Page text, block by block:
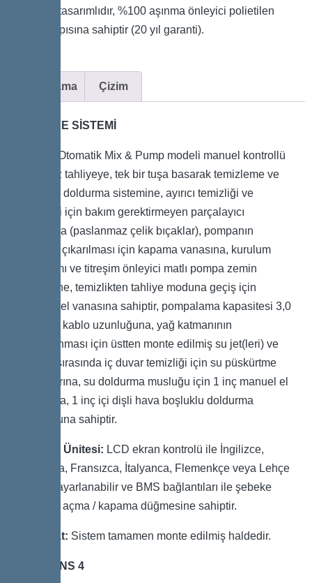
kompakt tasarımlıdır, %100 aşınma önleyici polietilen
gövde yapısına sahiptir (20 yıl garanti).
Açıklama Çizim
TAHLİYE SİSTEMİ
Kessel Otomatik Mix & Pump modeli manuel kontrollü
kokusuz tahliyeye, tek bir tuşa basarak temizleme ve
yeniden doldurma sistemine, ayırıcı temizliği ve
tahliyesi için bakım gerektirmeyen parçalayıcı
pompaya (paslanmaz çelik bıçaklar), pompanın
kolayca çıkarılması için kapama vanasına, kurulum
donanımı ve titreşim önleyici matlı pompa zemin
desteğine, temizlikten tahliye moduna geçiş için
manuel el vanasına sahiptir, pompalama kapasitesi 3,0
kW, 5 m kablo uzunluğuna, yağ katmanının
parçalanması için üstten monte edilmiş su jet(leri) ve
tahliye sırasında iç duvar temizliği için su püskürtme
başlıklarına, su doldurma musluğu için 1 inç manuel el
vanasına, 1 inç içi dişli hava boşluklu doldurma
musluğuna sahiptir.
Kontrol Ünitesi: LCD ekran kontrolü ile İngilizce,
Almanca, Fransızca, İtalyanca, Flemenkçe veya Lehçe
dilinde ayarlanabilir ve BMS bağlantıları ile şebeke
elektriği açma / kapama düğmesine sahiptir.
Teslimat: Sistem tamamen monte edilmiş haldedir.
Boyut: NS 4